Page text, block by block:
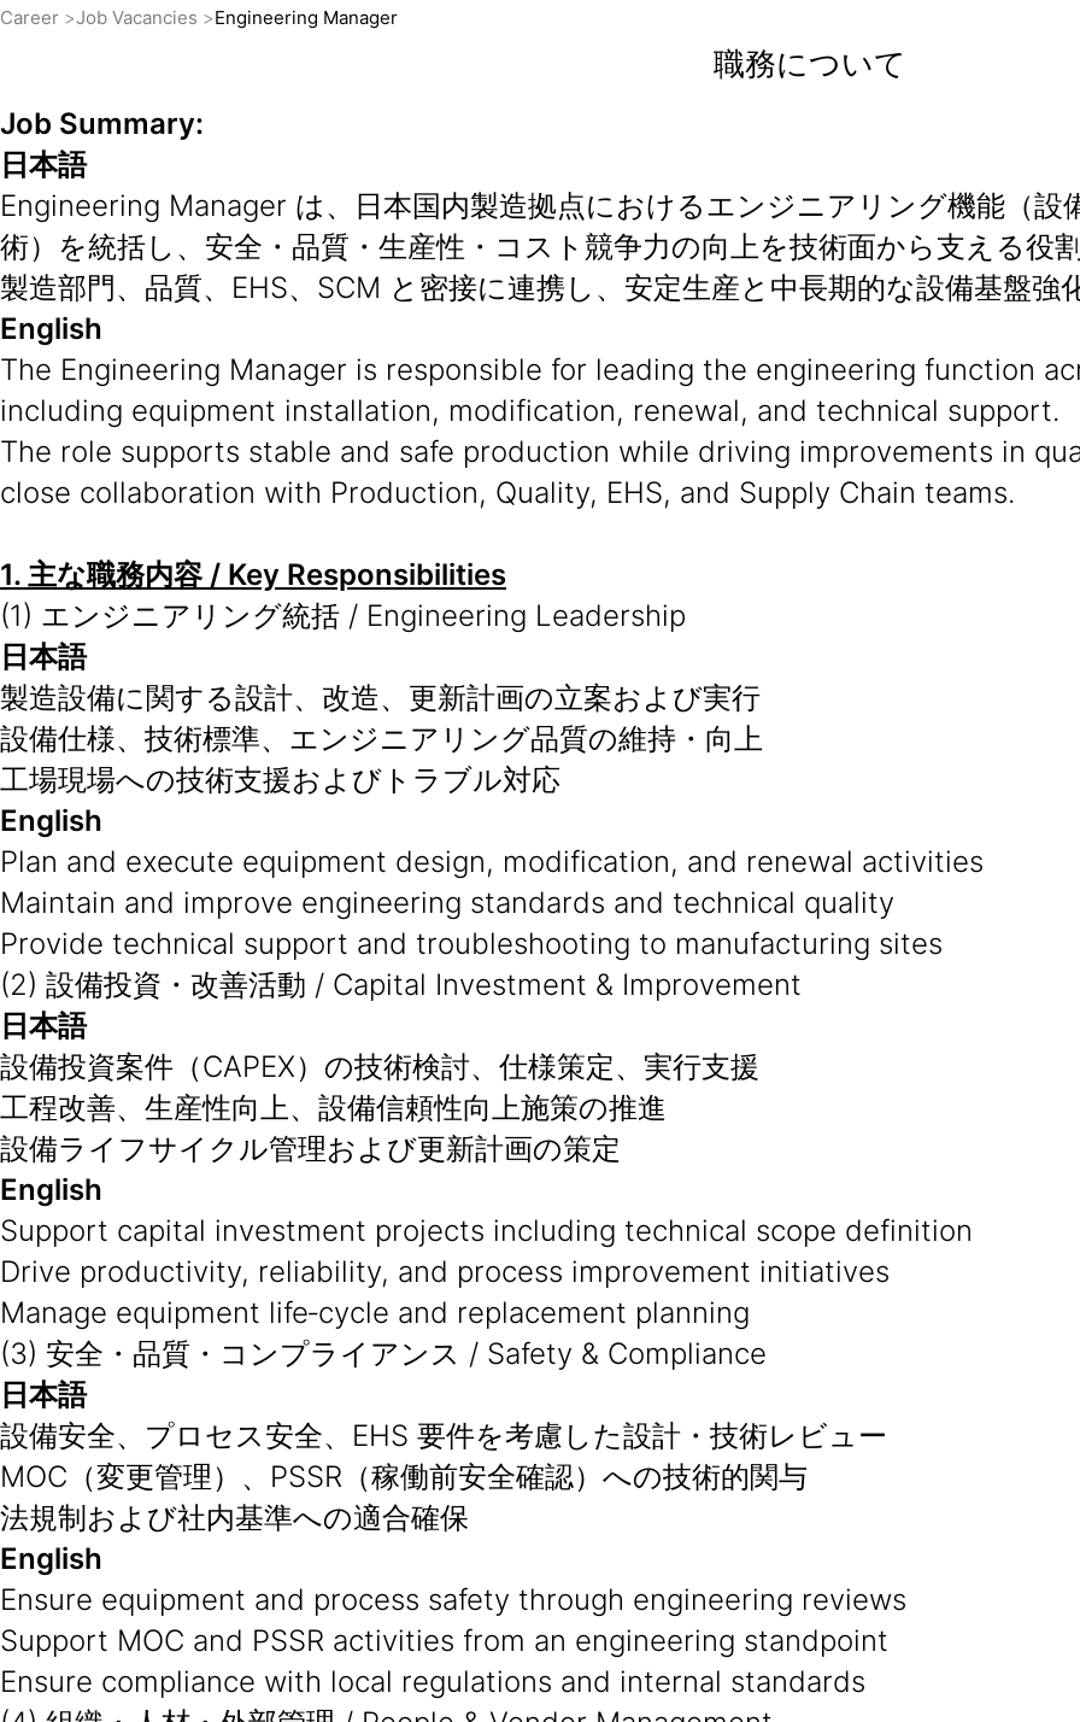
Career Job Vacancies Engineering Manager
職務について
Job Summary:
日本語
Engineering Manager は、日本国内製造拠点におけるエンジニアリング機能（設
術）を統括し、安全・品質・生産性・コスト競争力の向上を技術面から支える役
製造部門、品質、EHS、SCM と密接に連携し、安定生産と中長期的な設備基盤強
English
The Engineering Manager is responsible for leading the engineering function
including equipment installation, modification, renewal, and technical support.
The role supports stable and safe production while driving improvements in
close collaboration with Production, Quality, EHS, and Supply Chain teams.
1. 主な職務内容/ Key Responsibilities
(1) エンジニアリング統括 / Engineering Leadership
日本語
製造設備に関する設計、改造、更新計画の立案および実行
設備仕様、技術標準、エンジニアリング品質の維持・向上
工場現場への技術支援およびトラブル対応
English
Plan and execute equipment design, modification, and renewal activities
Maintain and improve engineering standards and technical quality
Provide technical support and troubleshooting to manufacturing sites
(2) 設備投資・改善活動 / Capital Investment & Improvement
日本語
設備投資案件（CAPEX）の技術検討、仕様策定、実行支援
工程改善、生産性向上、設備信頼性向上施策の推進
設備ライフサイクル管理および更新計画の策定
English
Support capital investment projects including technical scope definition
Drive productivity, reliability, and process improvement initiatives
Manage equipment life‑cycle and replacement planning
(3) 安全・品質・コンプライアンス / Safety & Compliance
日本語
設備安全、プロセス安全、EHS 要件を考慮した設計・技術レビュー
MOC（変更管理）、PSSR（稼働前安全確認）への技術的関与
法規制および社内基準への適合確保
English
Ensure equipment and process safety through engineering reviews
Support MOC and PSSR activities from an engineering standpoint
Ensure compliance with local regulations and internal standards